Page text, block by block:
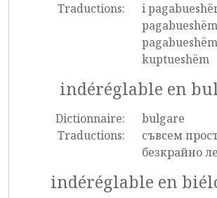
Traductions:
i
kuptueshëm
indéréglable en
Dictionnaire:
bulgare
Traductions:
съвсем
безкрайно
indéréglable en